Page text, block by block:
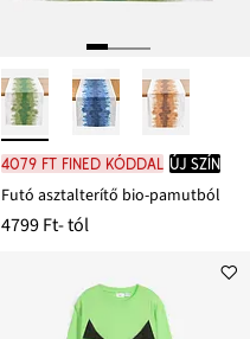
4079 Ft FINED kóddal új szín
Futó asztalterítő bio-pamutból
4799 Ft- tól